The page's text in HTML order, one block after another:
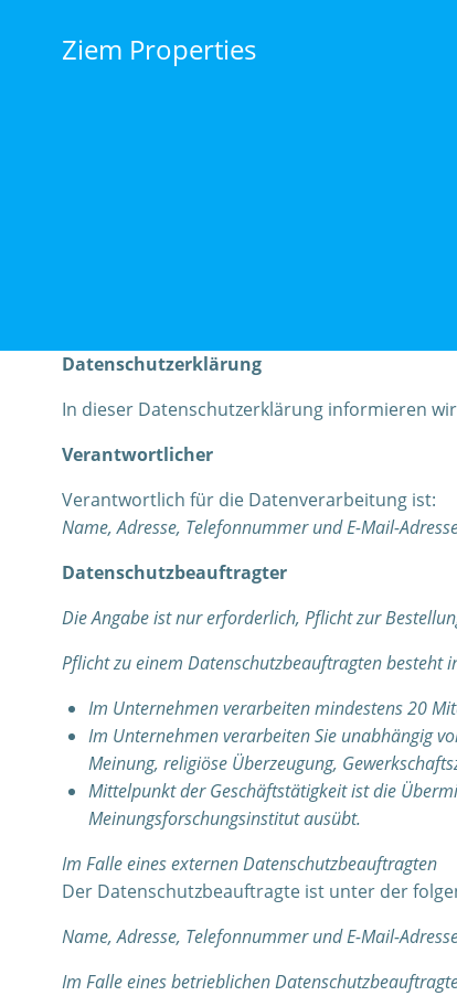
contentZiem Properties
Datenschutzerklärung
In dieser Datenschutzerklärung informieren
Verantwortlicher
Verantwortlich für die Datenverarbeitung ist:
Name, Adresse, Telefonnummer und E-Mail-
Datenschutzbeauftragter
Die Angabe ist nur erforderlich, Pflicht zur
Pflicht zu einem Datenschutzbeauftragten besteht
Im Unternehmen verarbeiten mindestens 20
Im Unternehmen verarbeiten Sie unabhängig
Meinung, religiöse Überzeugung,
Mittelpunkt der Geschäftstätigkeit ist die
Meinungsforschungsinstitut ausübt.
Im Falle eines externen Datenschutzbeauftragten
Der Datenschutzbeauftragte ist unter der
Name, Adresse, Telefonnummer und E-Mail-
Im Falle eines betrieblichen